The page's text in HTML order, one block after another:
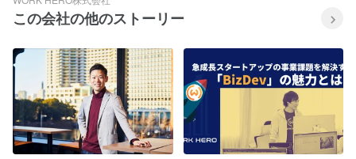
この会社の他のストーリー